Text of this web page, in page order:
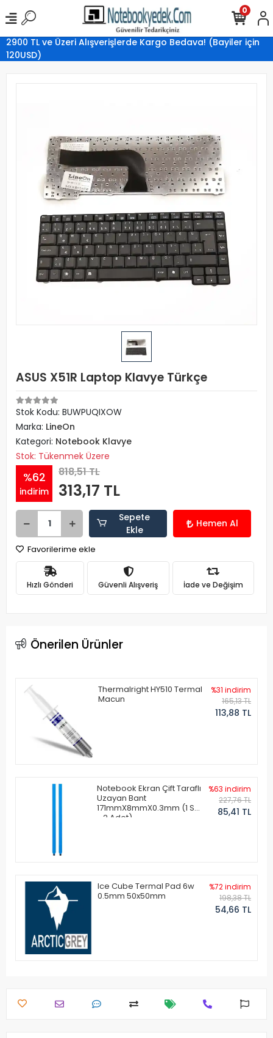
2900 TL ve Üzeri Alışverişlerde Kargo Bedava! (Bayiler için
120USD)
0
ASUS X51R Laptop Klavye Türkçe
Stok Kodu: BUWPUQIXOW
Marka: LineOn
Kategori: Notebook Klavye
Stok: Tükenmek Üzere
%62
indirim
818,51 TL
313,17 TL
Sepete
Ekle
Hemen Al
Favorilerime ekle
Hızlı Gönderi Güvenli Alışveriş İade ve Değişim
Önerilen Ürünler
Thermalright HY510 Termal
Macun
%31 indirim
165,13 TL
113,88 TL
Notebook Ekran Çift Taraflı
Uzayan Bant
171mmX8mmX0.3mm (1 Set
- 2 Adet)
%63 indirim
227,76 TL
85,41 TL
Ice Cube Termal Pad 6w
0.5mm 50x50mm
%72 indirim
198,38 TL
54,66 TL